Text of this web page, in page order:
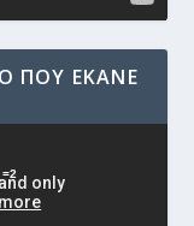
ΠΟΥ ΈΚΑΝΕ